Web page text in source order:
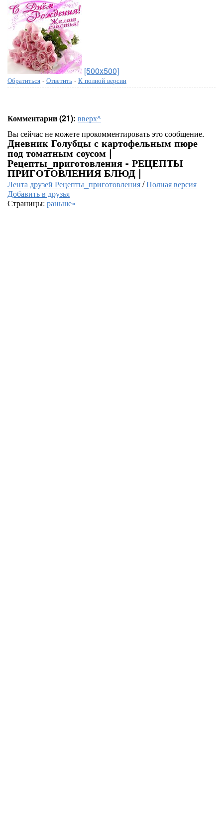
[500x500]
Обратиться - Ответить - К полной версии
Комментарии (21): вверх^
Вы сейчас не можете прокомментировать это сообщение.
Дневник Голубцы с картофельным пюре
под томатным соусом |
Рецепты_приготовления - РЕЦЕПТЫ
ПРИГОТОВЛЕНИЯ БЛЮД |
Лента друзей Рецепты_приготовления/Полная версия
Добавить в друзья
Страницы: раньше»